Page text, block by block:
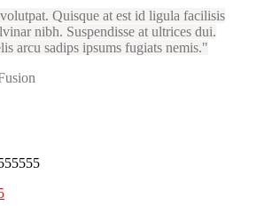
Quisque at est id ligula facilisis
nibh. Suspendisse at ultrices dui.
arcu sadips ipsums fugiats nemis.